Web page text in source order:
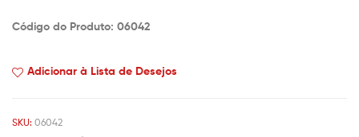
Código do Produto: 06042
Adicionar à Lista de Desejos
SKU: 06042